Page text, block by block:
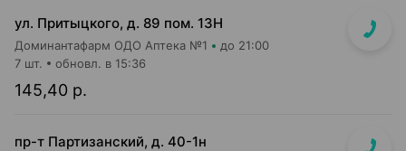
ул. Притыцкого, д. 89 пом. 13Н
Доминантафарм ОДО Аптека №1 до 21:00
145,40 р.
7 шт. обновл. в 15:36
пр-т Партизанский, д. 40-1н